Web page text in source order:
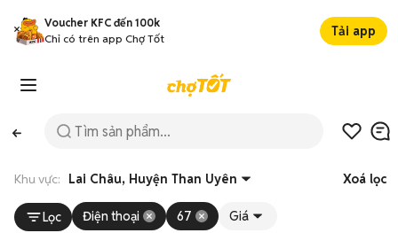
Voucher KFC đến 100k
Chỉ có trên app Chợ Tốt
Tải app
Khu vực: Lai Châu, Huyện Than Uyên Xoá lọc
Lọc Điện thoại 67 Giá